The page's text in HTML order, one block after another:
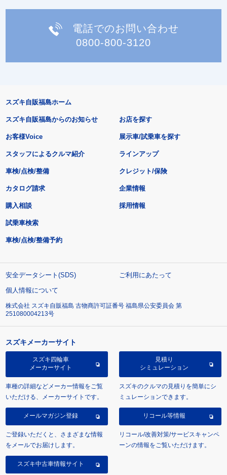
電話でのお問い合わせ
0800-800-3120
スズキ自販福島ホーム
スズキ自販福島からのお知らせ
お客様Voice
スタッフによるクルマ紹介
お店を探す
展示車/試乗車を探す
ラインアップ
車検/点検/整備 クレジット/保険
カタログ請求
購入相談
試乗車検索
車検/点検/整備予約
企業情報
採用情報
安全データシート(SDS)
ご利用にあたって
個人情報について
株式会社 スズキ自販福島 古物商許可証番号 福島県公安委員会 第
251080004213号
スズキメーカーサイト
スズキ四輪車
メーカーサイト
車種の詳細などメーカー情報をご覧
いただける、メーカーサイトです。
見積り
シミュレーション
スズキのクルマの見積りを簡単にシ
ミュレーションできます。
メールマガジン登録
ご登録いただくと、さまざまな情報
をメールでお届けします。
リコール等情報
リコール/改善対策/サービスキャンペ
ーンの情報をご覧いただけます。
スズキ中古車情報サイト